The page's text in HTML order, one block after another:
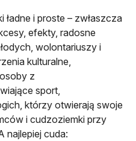
ładne i proste – zwłaszcza
efekty, radosne
wolontariuszy i
kulturalne,
z
sport,
którzy otwierają swoje
i cudzoziemki przy
najlepiej cuda: